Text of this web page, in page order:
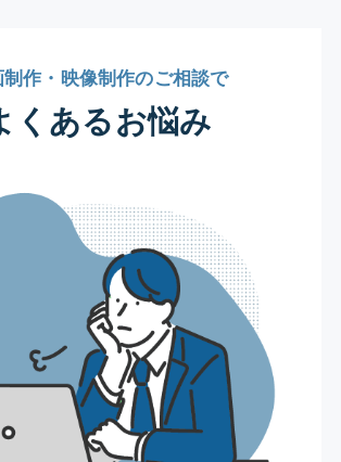
制作・映像制作のご相談で
くあるお悩み